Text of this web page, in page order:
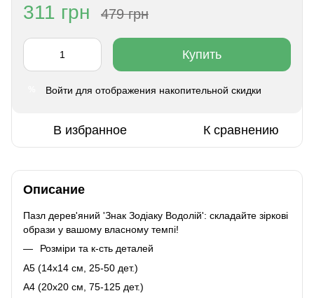
311 грн 479 грн
Купить
Войти для отображения накопительной скидки
В избранное К сравнению
Описание
Пазл дерев'яний 'Знак Зодіаку Водолій': складайте зіркові
образи у вашому власному темпі!
Розміри та к-сть деталей
A5 (14х14 см, 25-50 дет.)
A4 (20x20 см, 75-125 дет.)